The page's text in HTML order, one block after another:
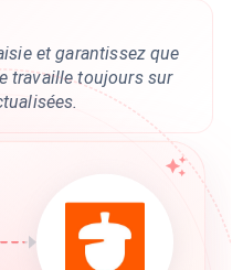
et garantissez que
travaille toujours sur